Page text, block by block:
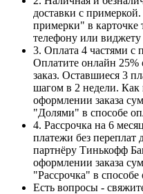
доставки с
примерки" в карточке
телефону или виджету
3. Оплата 4 частями
Оплатите онлайн
заказ. Оставшиеся 3
шагом в 2 недели. Как
оформлении заказа
"Долями" в способе
4. Рассрочка на 6
платежи без переплат
партнёру Тинькофф
оформлении заказа
"Рассрочка" в способе
Есть вопросы -